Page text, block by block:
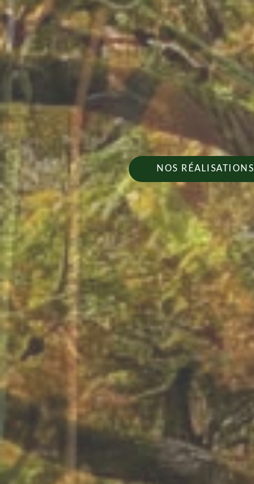
NOS RÉALISATIONS